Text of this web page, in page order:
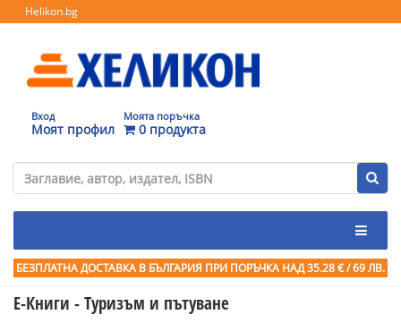
Helikon.bg
Вход
Моят профил
Моята поръчка
0 продукта
БЕЗПЛАТНА ДОСТАВКА В БЪЛГАРИЯ ПРИ ПОРЪЧКА НАД 35.28 € / 69 ЛВ.
Е-Книги - Туризъм и пътуване